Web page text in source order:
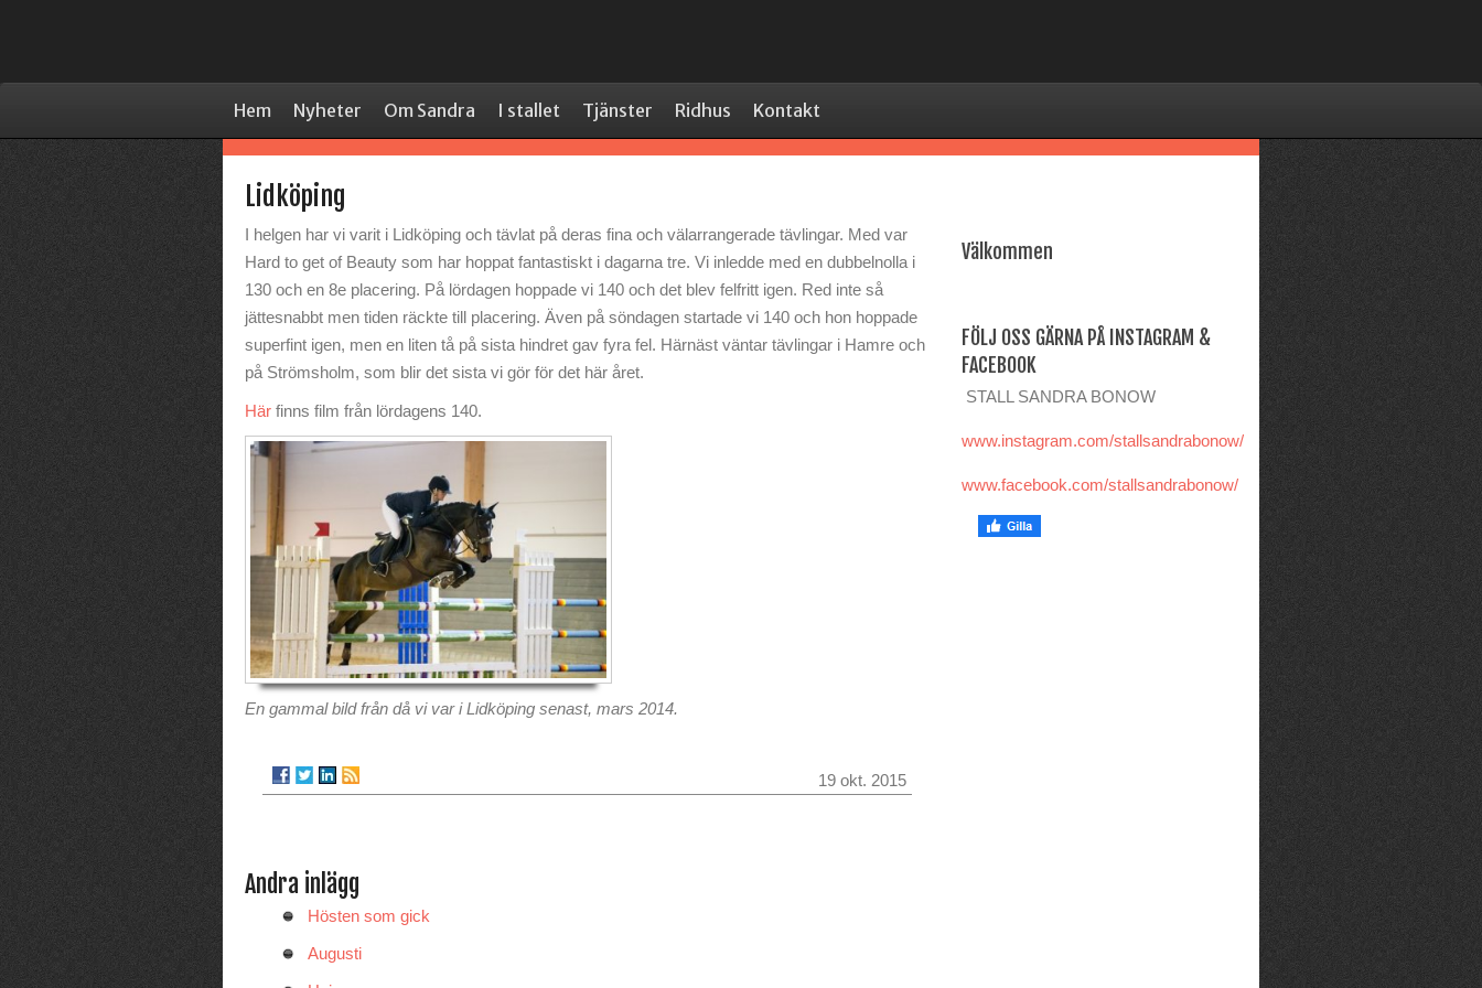
Hem Nyheter Om Sandra I stallet Tjänster Ridhus Kontakt
Lidköping
I helgen har vi varit i Lidköping och tävlat på deras fina och välarrangerade tävlingar. Med var
Hard to get of Beauty som har hoppat fantastiskt i dagarna tre. Vi inledde med en dubbelnolla i
130 och en 8e placering. På lördagen hoppade vi 140 och det blev felfritt igen. Red inte så
jättesnabbt men tiden räckte till placering. Även på söndagen startade vi 140 och hon hoppade
superfint igen, men en liten tå på sista hindret gav fyra fel. Härnäst väntar tävlingar i Hamre och
på Strömsholm, som blir det sista vi gör för det här året.
Här finns film från lördagens 140.
En gammal bild från då vi var i Lidköping senast, mars 2014.
19 okt. 2015
Andra inlägg
Hösten som gick
Augusti
Välkommen
FÖLJ OSS GÄRNA PÅ INSTAGRAM &
FACEBOOK
STALL SANDRA BONOW
www.instagram.com/stallsandrabonow/
www.facebook.com/stallsandrabonow/